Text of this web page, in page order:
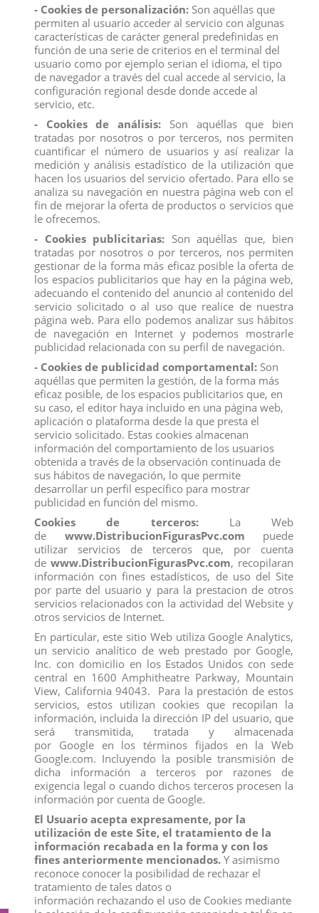
PRECIO POR UNIDAD
Descripción
Detalles del producto
Reviews(0)
Marvel 500 es una serie de figuras de 5 cm bellamente decoradas de
tus héroes favoritos del Universo Marvel en poses dinámicas y listas
para la acción.Hay 24 figuras para coleccionar.
Medidas: 5 cm.
Producto no recomendado para menores de 4 años.
PEDIDO MININO 24 UNIDADES
PRECIO POR UNIDAD
Todos los productos de nuestro catálogoobtienen el certificado
exigido por la U.E.
Compraahora y recíbelo en 24/48 horas en su establecimiento.
Recuerde que disponemos de unchatdonde le atendemos
personalmente, pregúntenos sus dudas.
Somos una
avalada por una gran experiencia
mercadodedistribuciónyventa al por mayor.
Los mejores precios los encontrarás
www.distribucionfiguraspvc.com , tu página de confianza.
Calificación
Comentarios (0)
No hay reseñas de clientes en este momento.
Los clientes que adquirieron este producto también
compraron:
FIGURA PIOLIN
View
GORILA NEGRO MACHO
View
- Cookies de personalización: Son aquéllas que
permiten al usuario acceder al servicio con algunas
características de carácter general predefinidas en
función de una serie de criterios en el terminal del
usuario como por ejemplo serian el idioma, el tipo
de navegador a través del cual accede al servicio, la
configuración regional desde donde accede al
servicio, etc.
- Cookies de análisis: Son aquéllas que bien
tratadas por nosotros o por terceros, nos permiten
cuantificar el número de usuarios y así realizar la
medición y análisis estadístico de la utilización que
hacen los usuarios del servicio ofertado. Para ello se
analiza su navegación en nuestra página web con el
fin de mejorar la oferta de productos o servicios que
le ofrecemos.
- Cookies publicitarias: Son aquéllas que, bien
tratadas por nosotros o por terceros, nos permiten
gestionar de la forma más eficaz posible la oferta de
los espacios publicitarios que hay en la página web,
adecuando el contenido del anuncio al contenido del
servicio solicitado o al uso que realice de nuestra
página web. Para ello podemos analizar sus hábitos
de navegación en Internet y podemos mostrarle
publicidad relacionada con su perfil de navegación.
- Cookies de publicidad comportamental: Son
aquéllas que permiten la gestión, de la forma más
eficaz posible, de los espacios publicitarios que, en
su caso, el editor haya incluido en una página web,
aplicación o plataforma desde la que presta el
servicio solicitado. Estas cookies almacenan
información del comportamiento de los usuarios
obtenida a través de la observación continuada de
sus hábitos de navegación, lo que permite
desarrollar un perfil específico para mostrar
publicidad en función del mismo.
Cookies de terceros:La Web
de www.DistribucionFigurasPvc.com puede
utilizar servicios de terceros que, por cuenta
de www.DistribucionFigurasPvc.com, recopilaran
información con fines estadísticos, de uso del Site
por parte del usuario y para la prestacion de otros
servicios relacionados con la actividad del Website y
otros servicios de Internet.
En particular, este sitio Web utiliza Google Analytics,
un servicio analítico de web prestado por Google,
Inc. con domicilio en los Estados Unidos con sede
central en 1600 Amphitheatre Parkway, Mountain
View, California 94043. Para la prestación de estos
servicios, estos utilizan cookies que recopilan la
información, incluida la dirección IP del usuario, que
será transmitida, tratada y almacenada
por Google en los términos fijados en la Web
Google.com. Incluyendo la posible transmisión de
dicha información a terceros por razones de
exigencia legal o cuando dichos terceros procesen la
información por cuenta de Google.
El Usuario acepta expresamente, por la
utilización de este Site, el tratamiento de la
información recabada en la forma y con los
fines anteriormente mencionados. Y asimismo
reconoce conocer la posibilidad de rechazar el
tratamiento de tales datos o
información rechazando el uso de Cookies mediante